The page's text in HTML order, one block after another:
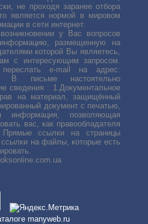
не проходя заранее отбора
является нормой в мировом
в сети интернет.
у Вас вопросов
размещенную на
которой Вы являетесь,
с интересующим запросом.
е-mail на адрес:
В письме настоятельно
сведения : 1.Документальное
на материал, защищённый
документ с печатью,
информация, позволяющая
вас, как правообладателя
ссылки на страницы
на файлы, которые есть